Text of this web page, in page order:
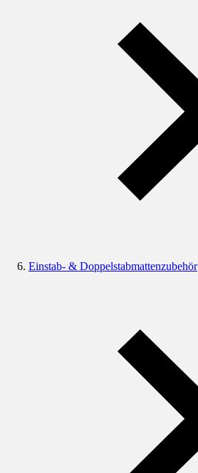
Einstab- & Doppelstabmattenzubehör